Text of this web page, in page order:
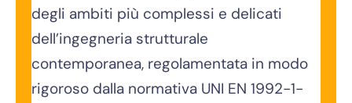
degli ambiti più complessi e delicati
dell’ingegneria strutturale
contemporanea, regolamentata in modo
rigoroso dalla normativa UNI EN 1992-1-